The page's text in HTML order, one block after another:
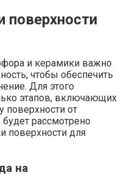
поверхности
и керамики важно
чтобы обеспечить
Для этого
этапов, включающих
поверхности от
рассмотрено
поверхности для
на